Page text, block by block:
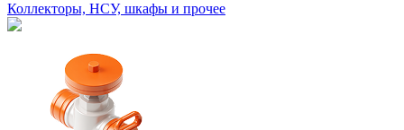
Коллекторы, НСУ, шкафы и прочее